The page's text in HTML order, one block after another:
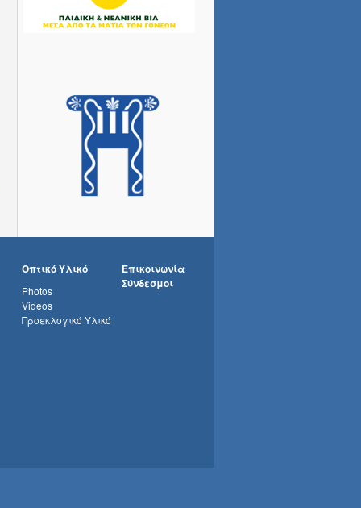
Οπτικό Υλικό
Photos
Videos
Προεκλογικό Υλικό
Επικοινωνία
Σύνδεσμοι